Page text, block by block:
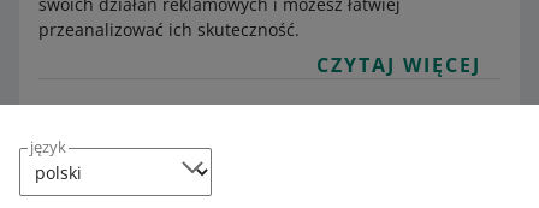
język
przeanalizować ich skuteczność.
CZYTAJ WIĘCEJ
Jak włączyć Baner pionowy w Allegro Ads
Kategoria: Pomoc dla sprzedających
Allegro Ads
Reklama graficzna dla zaawansowanych
Baner pionowy to rodzaj reklamy graficznej. Składa się z